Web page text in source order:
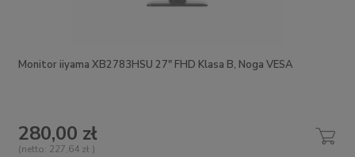
Monitor iiyama XB2783HSU 27" FHD Klasa B, Noga VESA
280,00 zł
(netto: 227,64 zł )